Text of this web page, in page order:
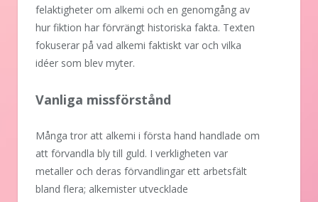
felaktigheter om alkemi och en genomgång av
hur fiktion har förvrängt historiska fakta. Texten
fokuserar på vad alkemi faktiskt var och vilka
idéer som blev myter.
Vanliga missförstånd
Många tror att alkemi i första hand handlade om
att förvandla bly till guld. I verkligheten var
metaller och deras förvandlingar ett arbetsfält
bland flera; alkemister utvecklade